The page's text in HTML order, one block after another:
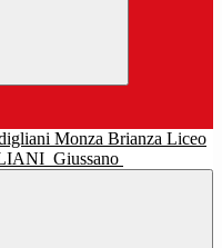
Liceo
Giussano